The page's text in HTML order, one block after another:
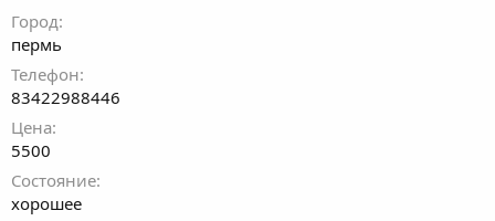
ы
Город
пермь
Телефон
83422988446
Цена
5500
Состояние
хорошее